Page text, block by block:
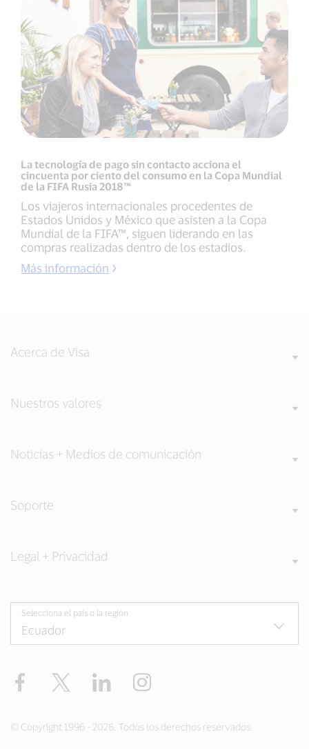
La tecnología de pago sin contacto acciona el
cincuenta por ciento del consumo en la Copa Mundial
de la FIFA Rusia 2018™
Los viajeros internacionales procedentes de
Estados Unidos y México que asisten a la Copa
Mundial de la FIFA™, siguen liderando en las
compras realizadas dentro de los estadios.
Más información
Acerca de Visa
Nuestros valores
Noticias + Medios de comunicación
Soporte
Legal + Privacidad
Selecciona el país o la región
Facebook Twitter LinkedIn
© Copyright 1996 - 2026. Todos los derechos reservados.